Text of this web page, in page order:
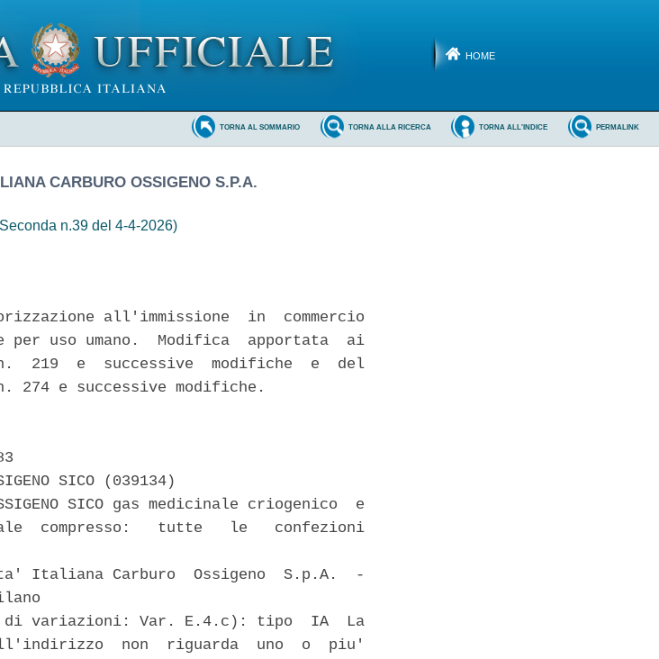
HOME
PERMALINK
TORNA ALL'INDICE
TORNA ALLA RICERCA
TORNA AL SOMMARIO
CARBURO OSSIGENO S.P.A.
n.39 del 4-4-2026)
all'immissione  in  commercio
uso umano.  Modifica  apportata  ai
219  e  successive  modifiche  e  del
274 e successive modifiche.
SICO (039134)
SICO gas medicinale criogenico  e
compresso:   tutte   le   confezioni
Italiana Carburo  Ossigeno  S.p.A.  -
variazioni: Var. E.4.c): tipo  IA  La
non  riguarda  uno  o  piu'